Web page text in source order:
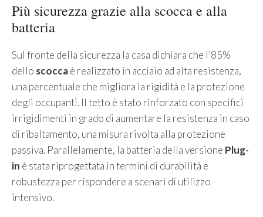
Più sicurezza grazie alla scocca e alla
batteria
Sul fronte della sicurezza la casa dichiara che l’85%
dello scoccaè realizzato in acciaio ad alta resistenza,
una percentuale che migliora la rigidità e la protezione
degli occupanti. Il tetto è stato rinforzato con specifici
irrigidimenti in grado di aumentare la resistenza in caso
di ribaltamento, una misura rivolta alla protezione
passiva. Parallelamente, la batteria della versione Plug-
in è stata riprogettata in termini di durabilità e
robustezza per rispondere a scenari di utilizzo
intensivo.